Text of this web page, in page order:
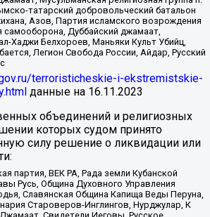
татарский добровольческий батальон
Азов, Партия исламского возрождения
самооборона, Дуббайский джамаат,
Хаджи Белхороев, Маньяки Культ Убийц,
Легион Свобода России, Айдар, Русский
terroristicheskie-i-ekstremistskie-
данные на 16.11.2023
объединений и религиозных
которых судом принято
силу решение о ликвидации или
партия, ВЕК РА, Рада земли Кубанской
Русь, Община Духовного Управления
Славянская Община Капища Веды Перуна,
Староверов-Инглингов, Нурджулар, К
Свидетели Иеговы, Русское